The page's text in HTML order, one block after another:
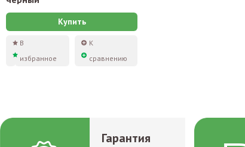
Купить
В
избранное
К
сравнению
Гарантия